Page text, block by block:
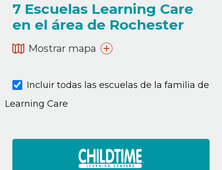
7 Escuelas Learning Care
en el área de Rochester
Mostrar mapa
Incluir todas las escuelas de la familia de
Learning Care